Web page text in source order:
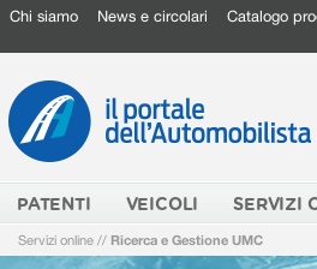
Chi siamo News e circolari Catalogo
PATENTI VEICOLI SERVIZI
Servizi online // Ricerca e Gestione UMC